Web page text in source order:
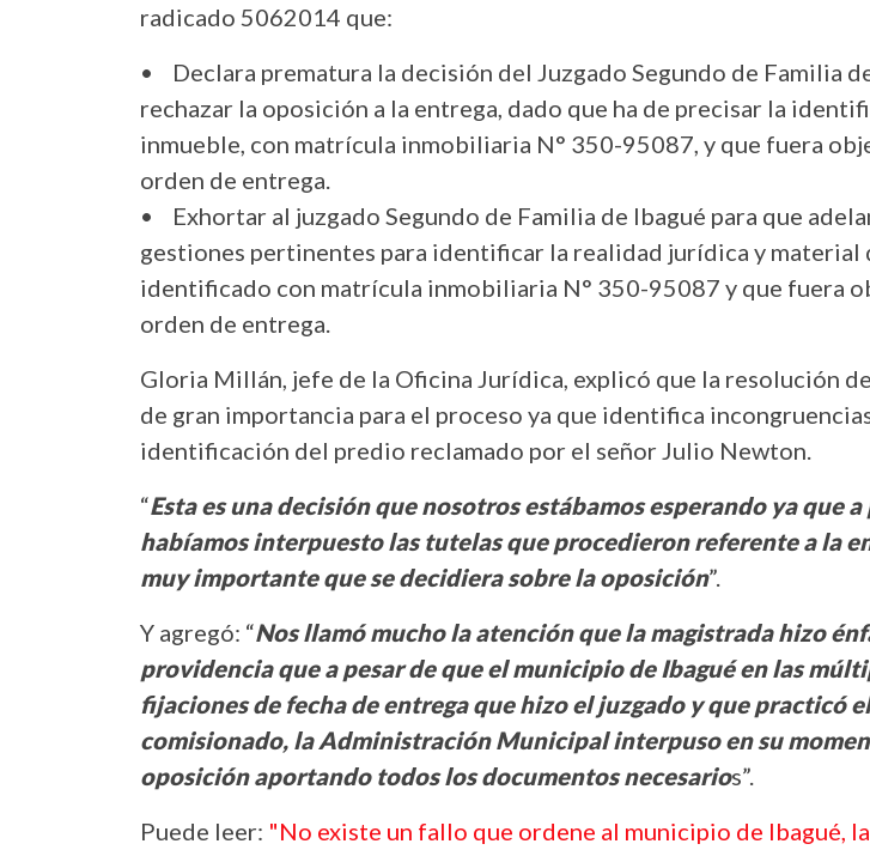
radicado 5062014 que:
• Declara prematura la decisión del Juzgado Segundo de Familia
rechazar la oposición a la entrega, dado que ha de precisar la
inmueble, con matrícula inmobiliaria N° 350-95087, y que fuera
orden de entrega.
• Exhortar al juzgado Segundo de Familia de Ibagué para que
gestiones pertinentes para identificar la realidad jurídica y material
identificado con matrícula inmobiliaria N° 350-95087 y que fuera
orden de entrega.
Gloria Millán, jefe de la Oficina Jurídica, explicó que la resolución
de gran importancia para el proceso ya que identifica
identificación del predio reclamado por el señor Julio Newton.
“Esta es una decisión que nosotros estábamos esperando ya que a
habíamos interpuesto las tutelas que procedieron referente a la
muy importante que se decidiera sobre la oposición”.
Y agregó: “Nos llamó mucho la atención que la magistrada hizo
providencia que a pesar de que el municipio de Ibagué en las
fijaciones de fecha de entrega que hizo el juzgado y que practicó
comisionado, la Administración Municipal interpuso en su
oposición aportando todos los documentos necesarios”.
Puede leer: "No existe un fallo que ordene al municipio de Ibagué,